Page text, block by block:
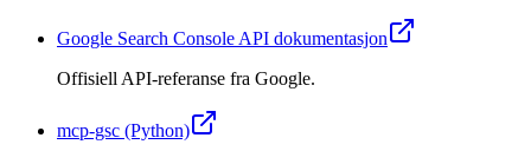
Google Search Console API dokumentasjon
Offisiell API-referanse fra Google.
mcp-gsc (Python)